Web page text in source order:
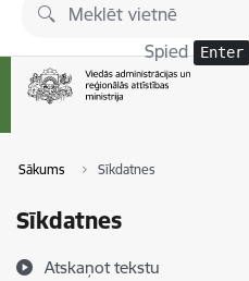
Pāriet uz lapas saturu
Spied Enter
Sākums Sīkdatnes
Sīkdatnes
Atskaņot tekstu